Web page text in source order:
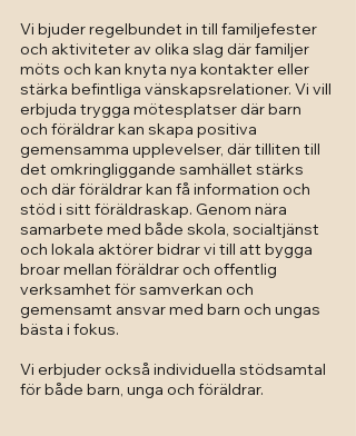
Vi bjuder regelbundet in till familjefester
och aktiviteter av olika slag där familjer
möts och kan knyta nya kontakter eller
stärka befintliga vänskapsrelationer. Vi vill
erbjuda trygga mötesplatser där barn
och föräldrar kan skapa positiva
gemensamma upplevelser, där tilliten till
det omkringliggande samhället stärks
och där föräldrar kan få information och
stöd i sitt föräldraskap. Genom nära
samarbete med både skola, socialtjänst
och lokala aktörer bidrar vi till att bygga
broar mellan föräldrar och offentlig
verksamhet för samverkan och
gemensamt ansvar med barn och ungas
bästa i fokus.
Vi erbjuder också individuella stödsamtal
för både barn, unga och föräldrar.